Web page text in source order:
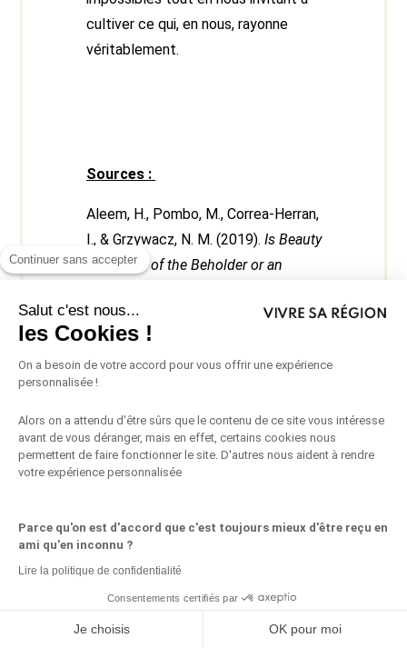
Continuer sans accepter
Salut c'est nous...
les Cookies !
On a besoin de votre accord pour vous offrir une expérience
personnalisée !
Alors on a attendu d'être sûrs que le contenu de ce site vous intéresse
avant de vous déranger, mais en effet, certains cookies nous
permettent de faire fonctionner le site. D'autres nous aident à rendre
votre expérience personnalisée
Parce qu'on est d'accord que c'est toujours mieux d'être reçu en
ami qu'en inconnu ?
Lire la politique de confidentialité
Consentements certifiés par
Je choisis OK pour moi
cultiver ce qui, en nous, rayonne
véritablement.
Sources :
Aleem, H., Pombo, M., Correa-Herran,
I., & Grzywacz, N. M. (2019).Is Beauty
in the Eye of the Beholder or an
Answer.
Glenis, O. (2021).
The Science Behind
Beauty – Is Beauty Really Subjective?
McMahon, J. A. (2012).Beauty.
Oxford Bibliographies.